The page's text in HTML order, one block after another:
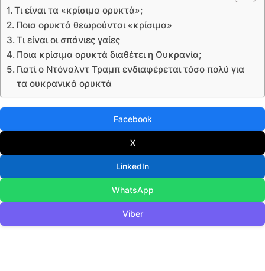
Τι είναι τα «κρίσιμα ορυκτά»;
Ποια ορυκτά θεωρούνται «κρίσιμα»
Τι είναι οι σπάνιες γαίες
Ποια κρίσιμα ορυκτά διαθέτει η Ουκρανία;
Γιατί ο Ντόναλντ Τραμπ ενδιαφέρεται τόσο πολύ για
τα ουκρανικά ορυκτά
Facebook
X
LinkedIn
WhatsApp
Viber